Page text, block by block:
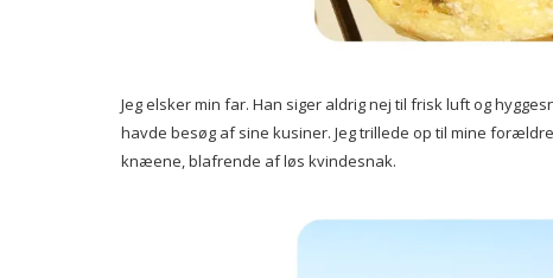
Jeg elsker min far. Han siger aldrig nej til frisk luft og
havde besøg af sine kusiner. Jeg trillede op til mine
knæene, blafrende af løs kvindesnak.